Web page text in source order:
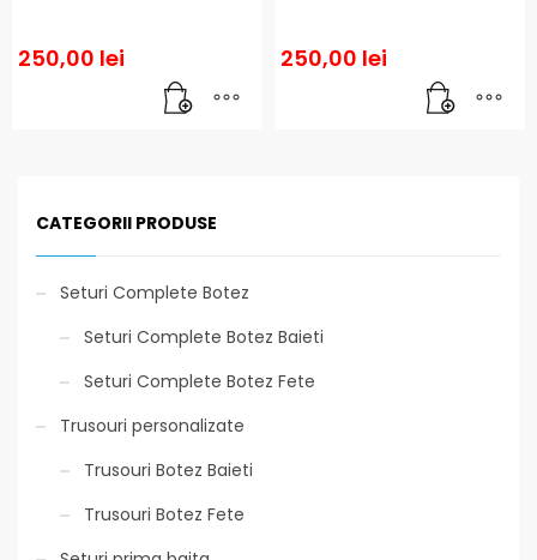
250,00 lei 250,00 lei
CATEGORII PRODUSE
Seturi Complete Botez
Seturi Complete Botez Baieti
Seturi Complete Botez Fete
Trusouri personalizate
Trusouri Botez Baieti
Trusouri Botez Fete